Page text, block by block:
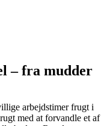
– fra mudder
arbejdstimer frugt i
med at forvandle et af